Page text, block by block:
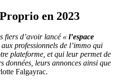
en 2023
fiers d’avoir lancé « l’espace
professionnels de l’immo qui
plateforme, et qui leur permet de
données, leurs annonces ainsi que
Falgayrac.